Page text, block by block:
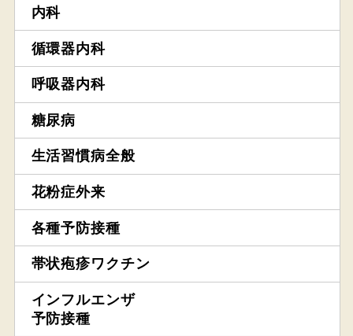
内科
循環器内科
呼吸器内科
糖尿病
生活習慣病全般
花粉症外来
各種予防接種
帯状疱疹ワクチン
インフルエンザ
予防接種